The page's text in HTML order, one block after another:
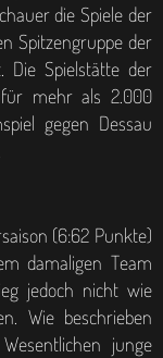
die Spiele der
Spitzengruppe der
Die Spielstätte der
für mehr als 2.000
gegen Dessau
(6:62 Punkte)
damaligen Team
jedoch nicht wie
Wie beschrieben
junge